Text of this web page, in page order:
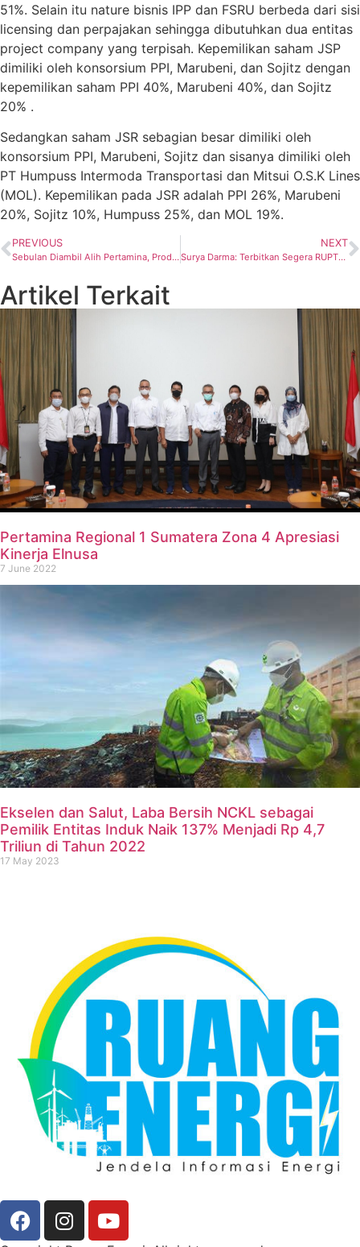
51%. Selain itu nature bisnis IPP dan FSRU berbeda dari sisi
licensing dan perpajakan sehingga dibutuhkan dua entitas
project company yang terpisah. Kepemilikan saham JSP
dimiliki oleh konsorsium PPI, Marubeni, dan Sojitz dengan
kepemilikan saham PPI 40%, Marubeni 40%, dan Sojitz
20% .
Sedangkan saham JSR sebagian besar dimiliki oleh
konsorsium PPI, Marubeni, Sojitz dan sisanya dimiliki oleh
PT Humpuss Intermoda Transportasi dan Mitsui O.S.K Lines
(MOL). Kepemilikan pada JSR adalah PPI 26%, Marubeni
20%, Sojitz 10%, Humpuss 25%, dan MOL 19%.
PREVIOUS
Sebulan Diambil Alih Pertamina, Produksi WK Rokan Sentuh 158 Ribu BOPD
NEXT
Surya Darma: Terbitkan Segera RUPTL 2021-2030
Artikel Terkait
Pertamina Regional 1 Sumatera Zona 4 Apresiasi
Kinerja Elnusa
7 June 2022
Ekselen dan Salut, Laba Bersih NCKL sebagai
Pemilik Entitas Induk Naik 137% Menjadi Rp 4,7
Triliun di Tahun 2022
17 May 2023